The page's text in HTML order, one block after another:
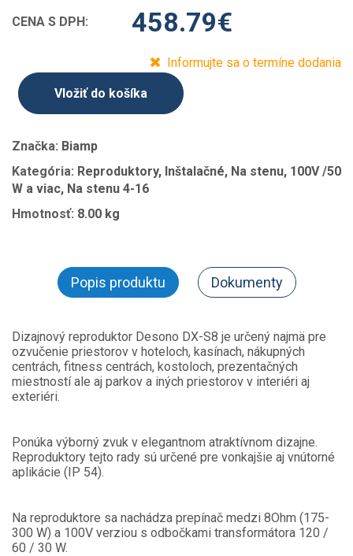
CENA S DPH: 458.79€
Informujte sa o termíne dodania
Vložiť do košíka
Značka: Biamp
Kategória: Reproduktory, Inštalačné, Na stenu, 100V /50
W a viac, Na stenu 4-16
Hmotnosť: 8.00 kg
Popis produktu Dokumenty
Dizajnový reproduktor Desono DX-S8 je určený najmä pre
ozvučenie priestorov v hoteloch, kasínach, nákupných
centrách, fitness centrách, kostoloch, prezentačných
miestností ale aj parkov a iných priestorov v interiéri aj
exteriéri.
Ponúka výborný zvuk v elegantnom atraktívnom dizajne.
Reproduktory tejto rady sú určené pre vonkajšie aj vnútorné
aplikácie (IP 54).
Na reproduktore sa nachádza prepínač medzi 8Ohm (175-
300 W) a 100V verziou s odbočkami transformátora 120 /
60 / 30 W.